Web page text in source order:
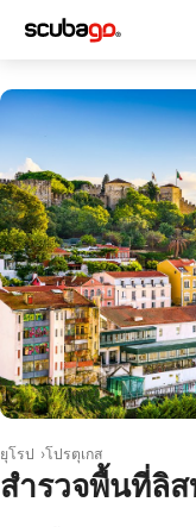
ยุโรป โปรตุเกส
สำรวจพื้นที่ลิ